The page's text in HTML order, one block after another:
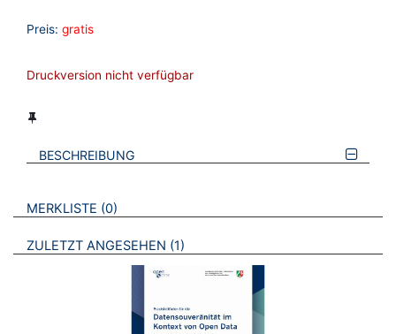
Preis: gratis
Druckversion nicht verfügbar
BESCHREIBUNG
VERWEISE AUF VERMERKTE- ODER ZULETZT ANGESEHENE
MERKLISTE 0 BROSCHÜREN
ZULETZT ANGESEHEN 1 BROSCHÜREN